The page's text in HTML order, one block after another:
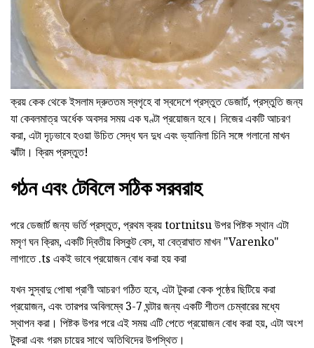
ক্রয় কেক থেকে ইসলাম দ্রুততম স্বগৃহে বা স্বদেশে প্রস্তুত ডেজার্ট, প্রস্তুতি জন্য
যা কেবলমাত্র অর্ধেক অবসর সময় এক ঘণ্টা প্রয়োজন হবে। নিজের একটি আচরণ
করা, এটা দৃঢ়ভাবে হওয়া উচিত সেদ্ধ ঘন দুধ এবং ভ্যানিলা চিনি সঙ্গে গলানো মাখন
ঝাঁটা। ক্রিম প্রস্তুত!
গঠন এবং টেবিলে সঠিক সরবরাহ
পরে ডেজার্ট জন্য ভর্তি প্রস্তুত, প্রথম ক্রয় tortnitsu উপর পিষ্টক স্থান এটা
মসৃণ ঘন ক্রিম, একটি দ্বিতীয় বিস্কুট বেস, যা বেত্রাঘাত মাখন "Varenko"
লাগাতে .ts একই ভাবে প্রয়োজন বোধ করা হয় করা
যখন সুস্বাদু পোষা প্রাণী আচরণ গঠিত হবে, এটা টুকরা কেক পৃষ্ঠের ছিটিয়ে করা
প্রয়োজন, এবং তারপর অবিলম্বে 3-7 ঘন্টার জন্য একটি শীতল চেম্বারের মধ্যে
স্থাপন করা। পিষ্টক উপর পরে এই সময় এটি পেতে প্রয়োজন বোধ করা হয়, এটা অংশ
টুকরা এবং গরম চায়ের সাথে অতিথিদের উপস্থিত।